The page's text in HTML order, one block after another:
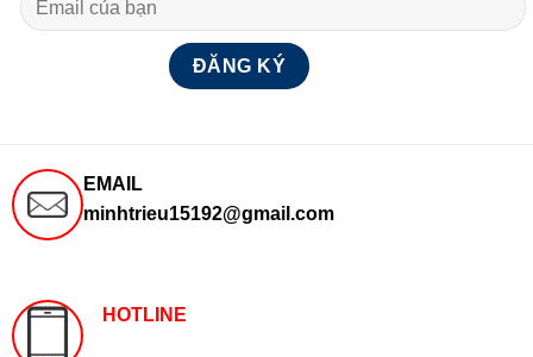
EMAIL
minhtrieu15192@gmail.com
HOTLINE